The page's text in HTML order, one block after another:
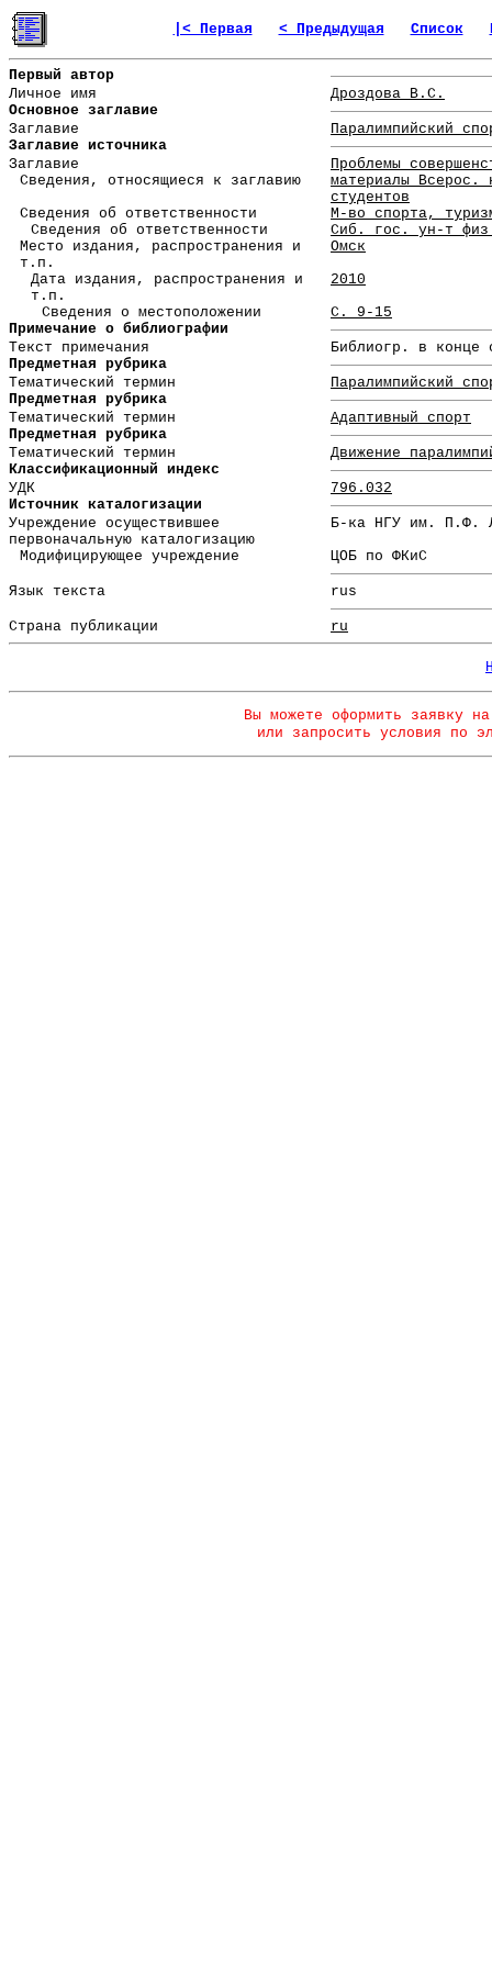
|< Первая < Предыдущая Список
Первый автор
Личное имя
Дроздова В.С.
Основное заглавие
Заглавие
Паралимпийский
Заглавие источника
Заглавие
Проблемы
Сведения, относящиеся к заглавию
материалы Всерос.
студентов
Сведения об ответственности
М-во спорта,
Сведения об ответственности
Сиб. гос. ун-т
Место издания, распространения и
т.п.
Омск
Дата издания, распространения и
т.п.
2010
Сведения о местоположении
С. 9-15
Примечание о библиографии
Текст примечания
Библиогр. в конце
Предметная рубрика
Тематический термин
Паралимпийский
Предметная рубрика
Тематический термин
Адаптивный спорт
Предметная рубрика
Тематический термин
Движение
Классификационный индекс
УДК
796.032
Источник каталогизации
Учреждение осуществившее
первоначальную каталогизацию
Б-ка НГУ им. П.Ф.
Модифицирующее учреждение
ЦОБ по ФКиС
Язык текста rus
Страна публикации ru
Вы можете оформить заявку
или запросить условия по